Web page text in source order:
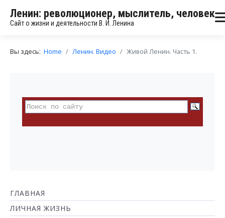
Ленин: революционер, мыслитель, человек
Сайт о жизни и деятельности В. И. Ленина
Вы здесь: Home Ленин. Видео Живой Ленин. Часть 1.
ГЛАВНАЯ
ЛИЧНАЯ ЖИЗНЬ